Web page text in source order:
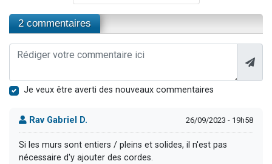
2 commentaires
Je veux être averti des nouveaux commentaires
Rav Gabriel D. 26/09/2023 - 19h58
Si les murs sont entiers / pleins et solides, il n'est pas
nécessaire d'y ajouter des cordes.